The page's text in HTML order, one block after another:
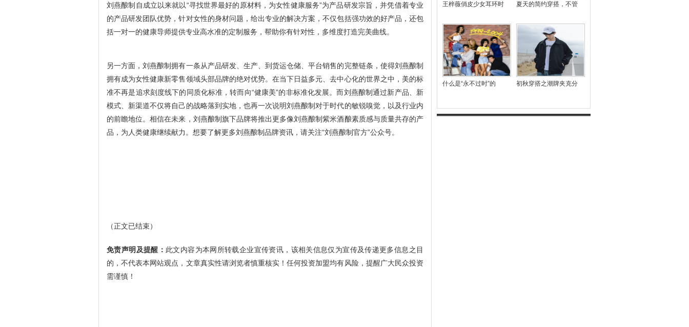
刘燕酿制自成立以来就以“寻找世界最好的原材料，为女性健康服务”为产品研发宗旨，并凭借着专业
的产品研发团队优势，针对女性的身材问题，给出专业的解决方案，不仅包括强功效的好产品，还包
括一对一的健康导师提供专业高水准的定制服务，帮助你有针对性，多维度打造完美曲线。
另一方面，刘燕酿制拥有一条从产品研发、生产、到货运仓储、平台销售的完整链条，使得刘燕酿制
拥有成为女性健康新零售领域头部品牌的绝对优势。在当下日益多元、去中心化的世界之中，美的标
准不再是追求刻度线下的同质化标准，转而向“健康美”的非标准化发展。而刘燕酿制通过新产品、新
模式、新渠道不仅将自己的战略落到实地，也再一次说明刘燕酿制对于时代的敏锐嗅觉，以及行业内
的前瞻地位。相信在未来，刘燕酿制旗下品牌将推出更多像刘燕酿制紫米酒酿素质感与质量共存的产
品，为人类健康继续献力。想要了解更多刘燕酿制品牌资讯，请关注“刘燕酿制官方”公众号。
（正文已结束）
免责声明及提醒： 此文内容为本网所转载企业宣传资讯，该相关信息仅为宣传及传递更多信息之目
的，不代表本网站观点，文章真实性请浏览者慎重核实！任何投资加盟均有风险，提醒广大民众投资
需谨慎！
王梓薇俏皮少女耳环时 夏天的简约穿搭，不管
什么是“永不过时”的 初秋穿搭之潮牌夹克分